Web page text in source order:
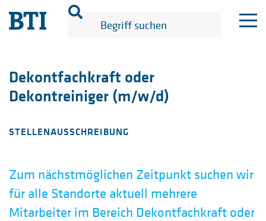
Dekontfachkraft oder
Dekontreiniger (m/w/d)
STELLENAUSSCHREIBUNG
Zum nächstmöglichen Zeitpunkt suchen wir
für alle Standorte aktuell mehrere
Mitarbeiter im Bereich Dekontfachkraft oder